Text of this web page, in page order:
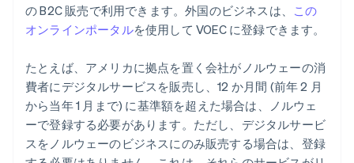
の B2C 販売で利用できます。外国のビジネスは、 この
オンラインポータルを使用して VOEC に登録できます。
たとえば、アメリカに拠点を置く会社がノルウェーの消
費者にデジタルサービスを販売し、12 か月間 (前年 2 月
から当年 1 月まで) に基準額を超えた場合は、ノルウェ
ーで登録する必要があります。ただし、デジタルサービ
スをノルウェーのビジネスにのみ販売する場合は、登録